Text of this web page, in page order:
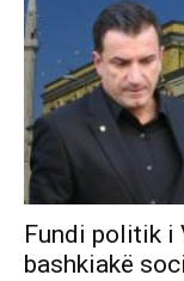
Fundi politik i
bashkiakë